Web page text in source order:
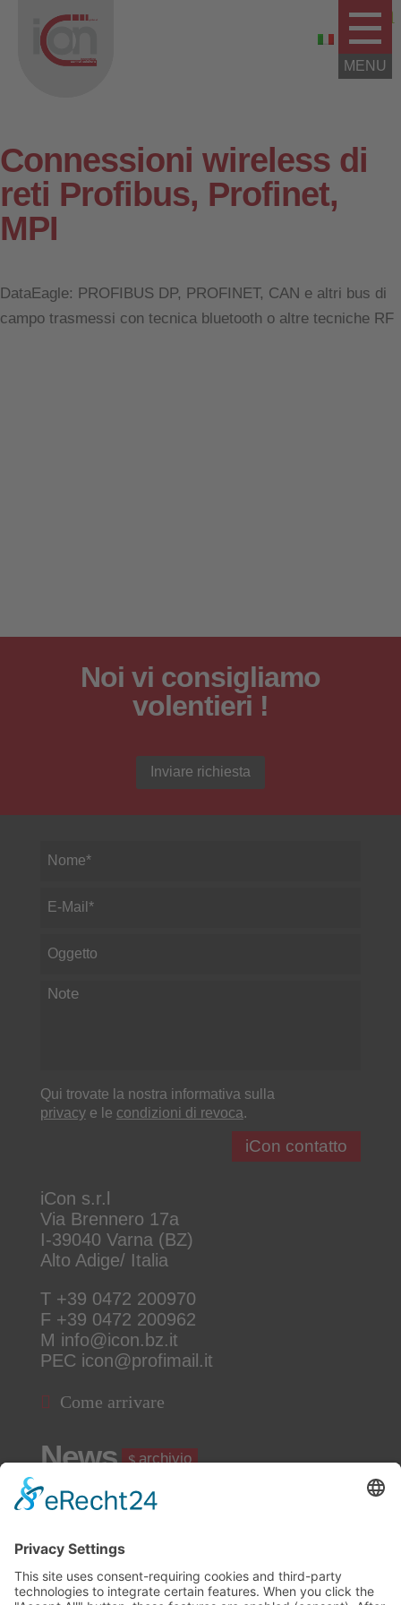
Connessioni wireless di
reti Profibus, Profinet,
MPI
DataEagle: PROFIBUS DP, PROFINET, CAN e altri bus di
campo trasmessi con tecnica bluetooth o altre tecniche RF
Noi vi consigliamo
volentieri !
Inviare richiesta
Qui trovate la nostra informativa sulla
privacye le condizioni di revoca.
iCon s.r.l
Via Brennero 17a
I-39040 Varna (BZ)
Alto Adige/ Italia
T +39 0472 200970
F +39 0472 200962
M info@icon.bz.it
PEC icon@profimail.it
Come arrivare
News archivio
Software di programmazione S5 for Windows
Software di programmazione S5 for Windows Per il
disponibile il software di programmazione chiamato 'S5
for Windows' per poter fare velocemente modifiche o
revamping di vecchi impianti. E' possibile avere una
demo...